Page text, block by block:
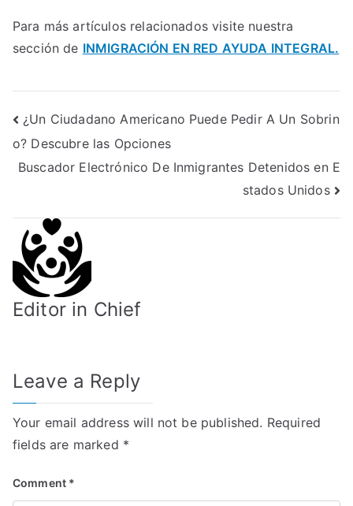
Para más artículos relacionados visite nuestra
sección de INMIGRACIÓN EN RED AYUDA INTEGRAL.
Post
navigation
¿Un Ciudadano Americano Puede Pedir A Un Sobrin
o? Descubre las Opciones
Buscador Electrónico De Inmigrantes Detenidos en E
stados Unidos
Editor in Chief
Leave a Reply
Your email address will not be published. Required
fields are marked *
Comment *